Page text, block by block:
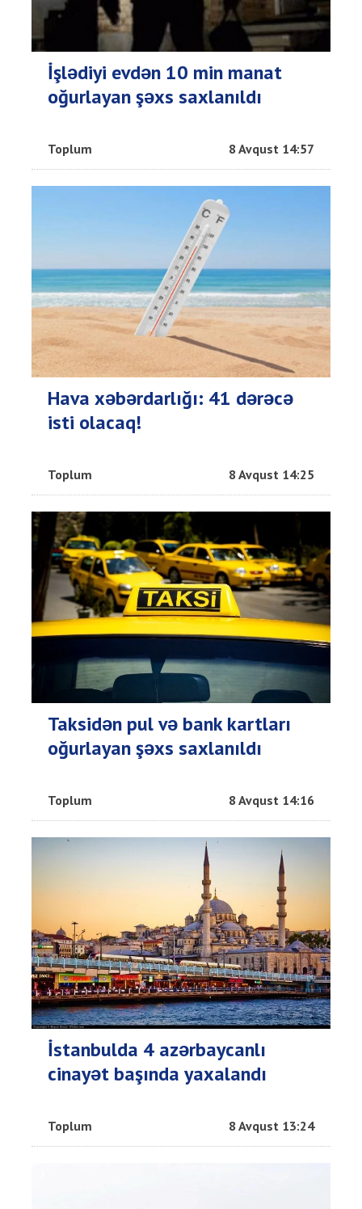
İşlədiyi evdən 10 min manat
oğurlayan şəxs saxlanıldı
Toplum 8 Avqust 14:57
Hava xəbərdarlığı: 41 dərəcə
isti olacaq!
Toplum 8 Avqust 14:25
Taksidən pul və bank kartları
oğurlayan şəxs saxlanıldı
Toplum 8 Avqust 14:16
İstanbulda 4 azərbaycanlı
cinayət başında yaxalandı
Toplum 8 Avqust 13:24